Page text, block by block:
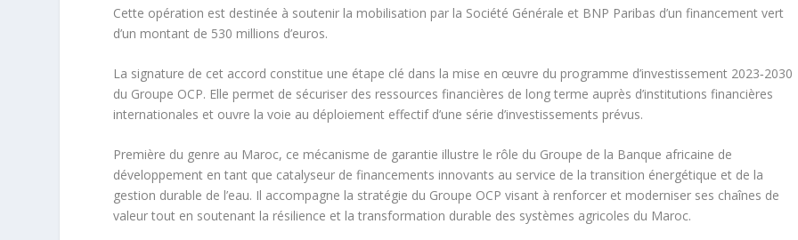
Cette opération est destinée à soutenir la mobilisation par la Société Générale et BNP Paribas d’un financement vert
d’un montant de 530 millions d’euros.
La signature de cet accord constitue une étape clé dans la mise en œuvre du programme d’investissement 2023‑2030
du Groupe OCP. Elle permet de sécuriser des ressources financières de long terme auprès d’institutions financières
internationales et ouvre la voie au déploiement effectif d’une série d’investissements prévus.
Première du genre au Maroc, ce mécanisme de garantie illustre le rôle du Groupe de la Banque africaine de
développement en tant que catalyseur de financements innovants au service de la transition énergétique et de la
gestion durable de l’eau. Il accompagne la stratégie du Groupe OCP visant à renforcer et moderniser ses chaînes de
valeur tout en soutenant la résilience et la transformation durable des systèmes agricoles du Maroc.